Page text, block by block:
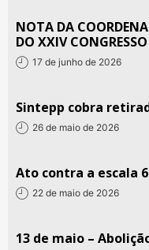
NOTA DA
DO XXIV CONGRESSO
17 de junho de 2026
Sintepp cobra
26 de maio de 2026
Ato contra a escala
22 de maio de 2026
13 de maio –